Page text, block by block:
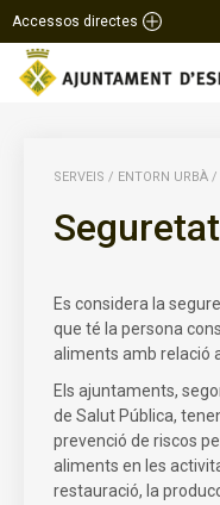
Accessos directes
SERVEIS / ENTORN URBÀ /
Es considera la
que té la persona
aliments amb relació
Els ajuntaments,
de Salut Pública,
prevenció de riscos
aliments en les
restauració, la